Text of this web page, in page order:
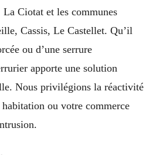
Ciotat et les communes
Cassis, Le Castellet. Qu’il
ou d’une serrure
apporte une solution
Nous privilégions la réactivité
ou votre commerce